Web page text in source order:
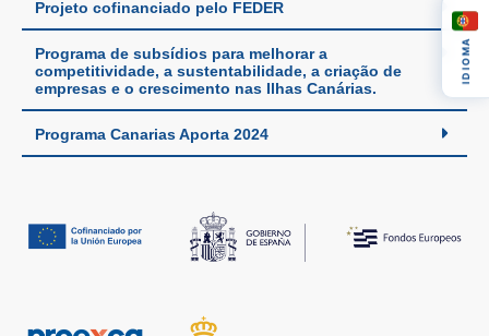
Projeto cofinanciado pelo FEDER
Programa de subsídios para melhorar a
competitividade, a sustentabilidade, a criação de
empresas e o crescimento nas Ilhas Canárias.
Programa Canarias Aporta 2024
IDIOMA